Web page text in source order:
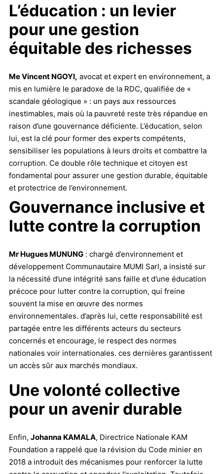
L’éducation : un levier
pour une gestion
équitable des richesses
Me Vincent NGOYI, avocat et expert en environnement, a
mis en lumière le paradoxe de la RDC, qualifiée de «
scandale géologique » : un pays aux ressources
inestimables, mais où la pauvreté reste très répandue en
raison d’une gouvernance déficiente. L’éducation, selon
lui, est la clé pour former des experts compétents,
sensibiliser les populations à leurs droits et combattre la
corruption. Ce double rôle technique et citoyen est
fondamental pour assurer une gestion durable, équitable
et protectrice de l’environnement.
Gouvernance inclusive et
lutte contre la corruption
Mr Hugues MUNUNG : chargé d’environnement et
développement Communautaire MUMI Sarl, a insisté sur
la nécessité d’une intégrité sans faille et d’une éducation
précoce pour lutter contre la corruption, qui freine
souvent la mise en œuvre des normes
environnementales. d’après lui, cette responsabilité est
partagée entre les différents acteurs du secteurs
concernés et encourage, le respect des normes
nationales voir internationales. ces dernières garantissent
un accès sûr aux marchés mondiaux.
Une volonté collective
pour un avenir durable
Enfin, Johanna KAMALA, Directrice Nationale KAM
Foundation a rappelé que la révision du Code minier en
2018 a introduit des mécanismes pour renforcer la lutte